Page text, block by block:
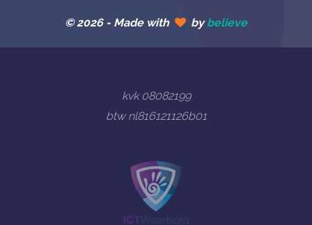
© 2026 - Made with bybelieve
kvk 08082199
btw nl816121126b01